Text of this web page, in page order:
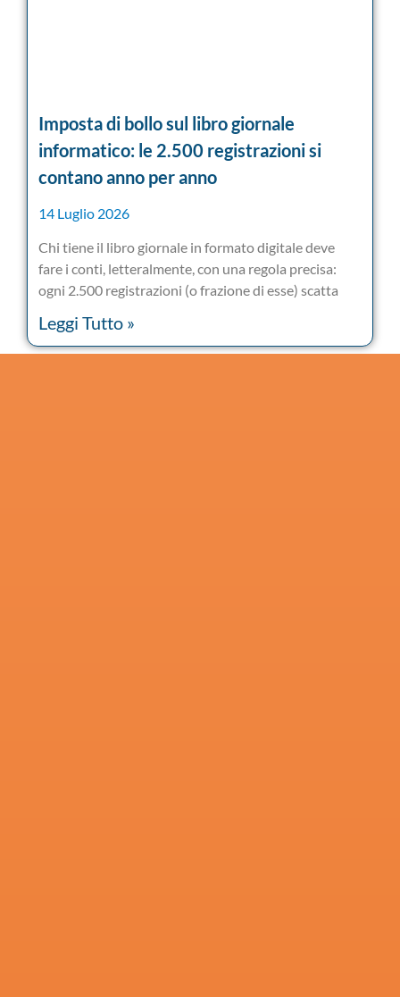
Imposta di bollo sul libro giornale
informatico: le 2.500 registrazioni si
contano anno per anno
14 Luglio 2026
Chi tiene il libro giornale in formato digitale deve
fare i conti, letteralmente, con una regola precisa:
ogni 2.500 registrazioni (o frazione di esse) scatta
Leggi Tutto »